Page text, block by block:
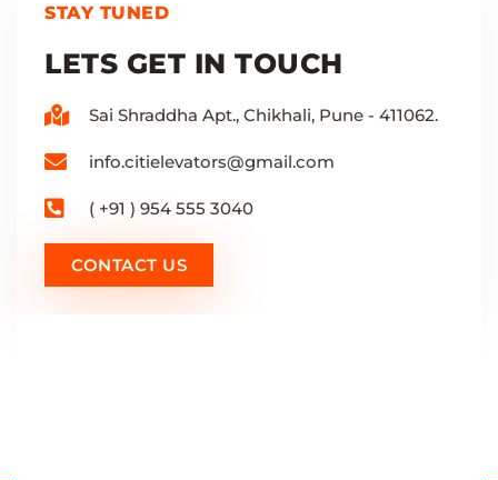
STAY TUNED
LETS GET IN TOUCH
Sai Shraddha Apt., Chikhali, Pune - 411062.
info.citielevators@gmail.com
( +91 ) 954 555 3040
CONTACT US